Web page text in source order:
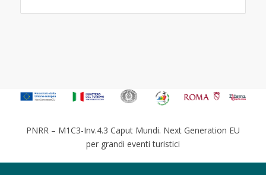
PNRR – M1C3-Inv.4.3 Caput Mundi. Next Generation EU
per grandi eventi turistici